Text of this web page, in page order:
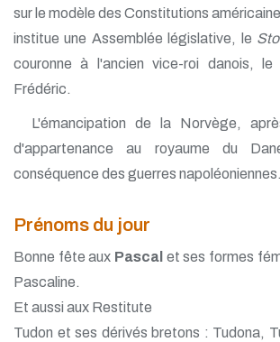
sur le modèle des Constitutions
institue une Assemblée législative, le
couronne à l'ancien vice-roi danois, le
Frédéric.
L'émancipation de la Norvège,
d'appartenance au royaume du
conséquence des guerres
Prénoms du jour
Bonne fête aux Pascal et ses formes
Pascaline.
Et aussi aux Restitute
Tudon et ses dérivés bretons : Tudona,